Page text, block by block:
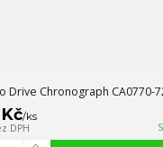
Drive Chronograph CA0770-
/ks
DPH